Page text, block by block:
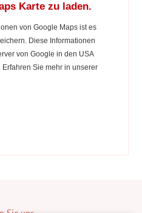
Karte zu laden.
von Google Maps ist es
Diese Informationen
von Google in den USA
Sie mehr in unserer